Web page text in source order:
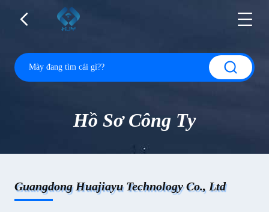
Hồ Sơ Công Ty
Guangdong Huajiayu Technology Co., Ltd